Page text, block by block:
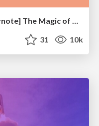
31 10k